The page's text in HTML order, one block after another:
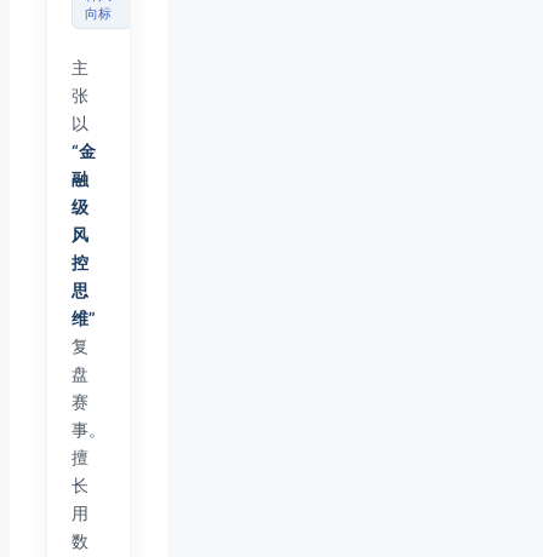
向标
主
张
以
“金
融
级
风
控
思
维”
复
盘
赛
事。
擅
长
用
数